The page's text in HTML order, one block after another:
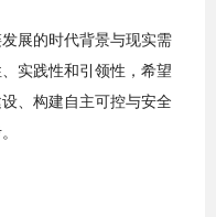
展的时代背景与现实需
实践性和引领性，希望
、构建自主可控与安全